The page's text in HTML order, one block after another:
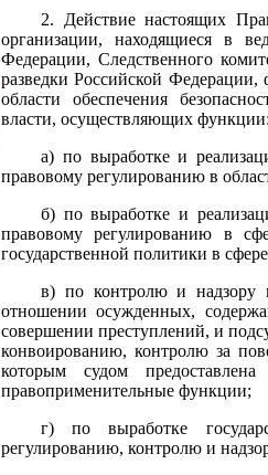
2. Действие настоящих
организации, находящиеся в
Федерации, Следственного
разведки Российской Федерации,
области обеспечения
власти, осуществляющих
а) по выработке и
правовому регулированию в
б) по выработке и
правовому регулированию в
государственной политики в
в) по контролю и надзору
отношении осужденных,
совершении преступлений, и
конвоированию, контролю за
которым судом
правоприменительные функции;
г) по выработке
регулированию, контролю и